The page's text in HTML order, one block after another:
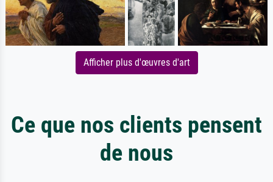
Afficher plus d'œuvres d'art
Ce que nos clients pensent
de nous